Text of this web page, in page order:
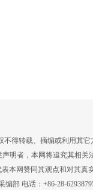
得转载、摘编或利用其它
声明者，本网将追究其相
本网赞同其观点和对其
部 电话：+86-28-